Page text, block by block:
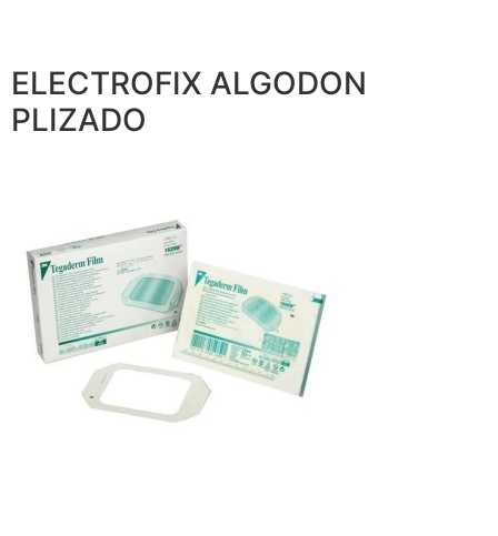
ELECTROFIX ALGODON
PLIZADO